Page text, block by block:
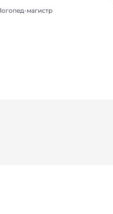
магистр